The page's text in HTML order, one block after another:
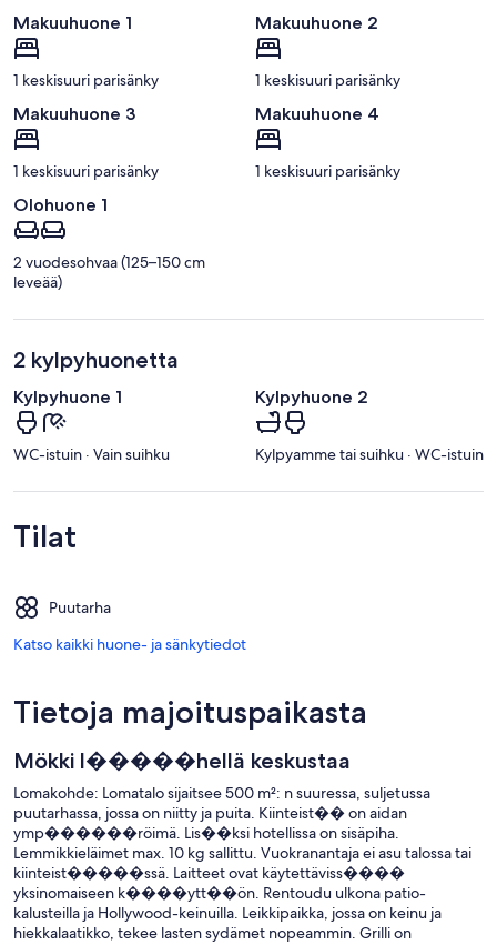
Makuuhuone 1
1 keskisuuri parisänky
Makuuhuone 2
1 keskisuuri parisänky
Makuuhuone 3
1 keskisuuri parisänky
Makuuhuone 4
1 keskisuuri parisänky
Olohuone 1
2 vuodesohvaa (125–150 cm
leveää)
2 kylpyhuonetta
Kylpyhuone 1
WC-istuin · Vain suihku
Kylpyhuone 2
Kylpyamme tai suihku · WC-istuin
Tilat
Puutarha
Katso kaikki huone- ja sänkytiedot
Tietoja majoituspaikasta
Mökki l�����hellä keskustaa
Lomakohde: Lomatalo sijaitsee 500 m²: n suuressa, suljetussa
puutarhassa, jossa on niitty ja puita. Kiinteist�� on aidan
ymp������röimä. Lis��ksi hotellissa on sisäpiha.
Lemmikkieläimet max. 10 kg sallittu. Vuokranantaja ei asu talossa tai
kiinteist�����ssä. Laitteet ovat käytettäviss����
yksinomaiseen k����ytt��ön. Rentoudu ulkona patio-
kalusteilla ja Hollywood-keinuilla. Leikkipaikka, jossa on keinu ja
hiekkalaatikko, tekee lasten sydämet nopeammin. Grilli on